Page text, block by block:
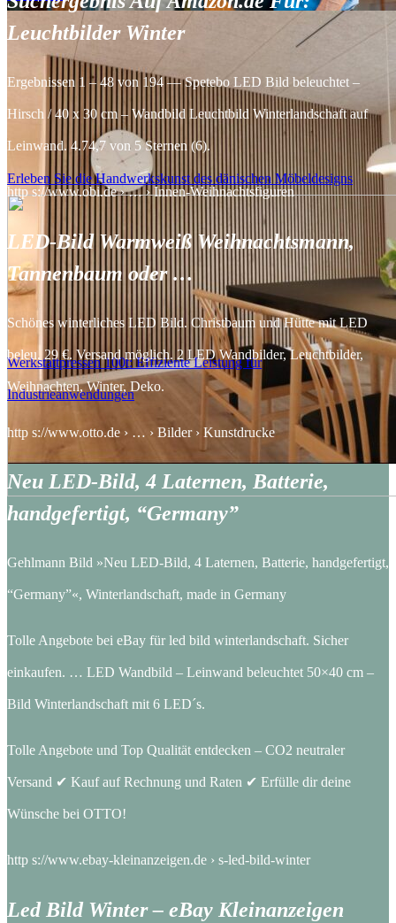
Erleben Sie die Handwerkskunst des dänischen Möbeldesigns
Werkstattpressen 100t: Effiziente Leistung für
Industrieanwendungen
Leuchtbilder Winter
Ergebnissen 1 – 48 von 194 — Spetebo LED Bild beleuchtet –
Hirsch / 40 x 30 cm – Wandbild Leuchtbild Winterlandschaft auf
Leinwand. 4.74,7 von 5 Sternen (6).
http s://www.obi.de › … › Innen-Weihnachtsfiguren
LED-Bild Warmweiß Weihnachtsmann,
Tannenbaum oder …
Schönes winterliches LED Bild. Christbaum und Hütte mit LED
beleu. 29 €. Versand möglich. 2 LED Wandbilder, Leuchtbilder,
Weihnachten, Winter, Deko.
http s://www.otto.de › … › Bilder › Kunstdrucke
Neu LED-Bild, 4 Laternen, Batterie,
handgefertigt, “Germany”
Gehlmann Bild »Neu LED-Bild, 4 Laternen, Batterie, handgefertigt,
“Germany”«, Winterlandschaft, made in Germany
Tolle Angebote bei eBay für led bild winterlandschaft. Sicher
einkaufen. … LED Wandbild – Leinwand beleuchtet 50×40 cm –
Bild Winterlandschaft mit 6 LED´s.
Tolle Angebote und Top Qualität entdecken – CO2 neutraler
Versand ✔ Kauf auf Rechnung und Raten ✔ Erfülle dir deine
Wünsche bei OTTO!
http s://www.ebay-kleinanzeigen.de › s-led-bild-winter
Led Bild Winter – eBay Kleinanzeigen